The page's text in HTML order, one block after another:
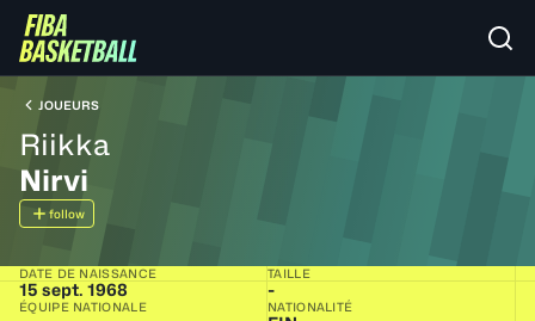
JOUEURS
Riikka
Nirvi
follow
DATE DE NAISSANCE
15 sept. 1968
TAILLE
-
ÉQUIPE NATIONALE NATIONALITÉ